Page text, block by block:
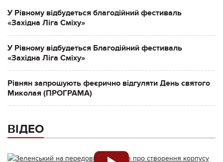
У Рівному відбудеться благодійний фестиваль
«Західна Ліга Сміху»
У Рівному відбудеться Благодійний фестиваль
«Західна Ліга Сміху»
Рівнян запрошують феєрично відгуляти День святого
Миколая (ПРОГРАМА)
ВІДЕО